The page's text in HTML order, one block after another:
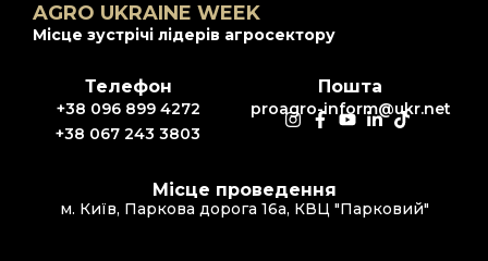
AGRO UKRAINE WEEK
Місце зустрічі лідерів агросектору
Телефон
+38 096 899 4272
+38 067 243 3803
Пошта
proagro-inform@ukr.net
Місце проведення
м. Київ, Паркова дорога 16а, КВЦ "Парковий"